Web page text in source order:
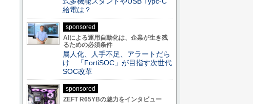
給電は？
sponsored
AIによる運用自動化は、企業が生き残
るための必須条件
属人化、人手不足、アラートだら
け 「FortiSOC」が目指す次世代
SOC改革
sponsored
ZEFT R65YBの魅力をインタビュー